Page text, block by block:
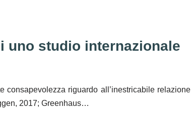
uno studio internazionale
riguardo all’inestricabile relazione
2017; Greenhaus…